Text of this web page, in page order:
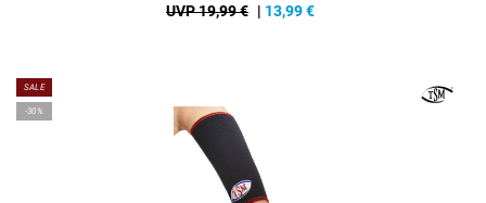
UVP 19,99 € | 13,99€
SALE
-30%